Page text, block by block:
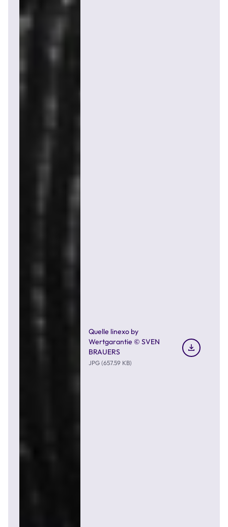
Quelle linexo by
Wertgarantie © SVEN
BRAUERS
JPG (657.59 KB)